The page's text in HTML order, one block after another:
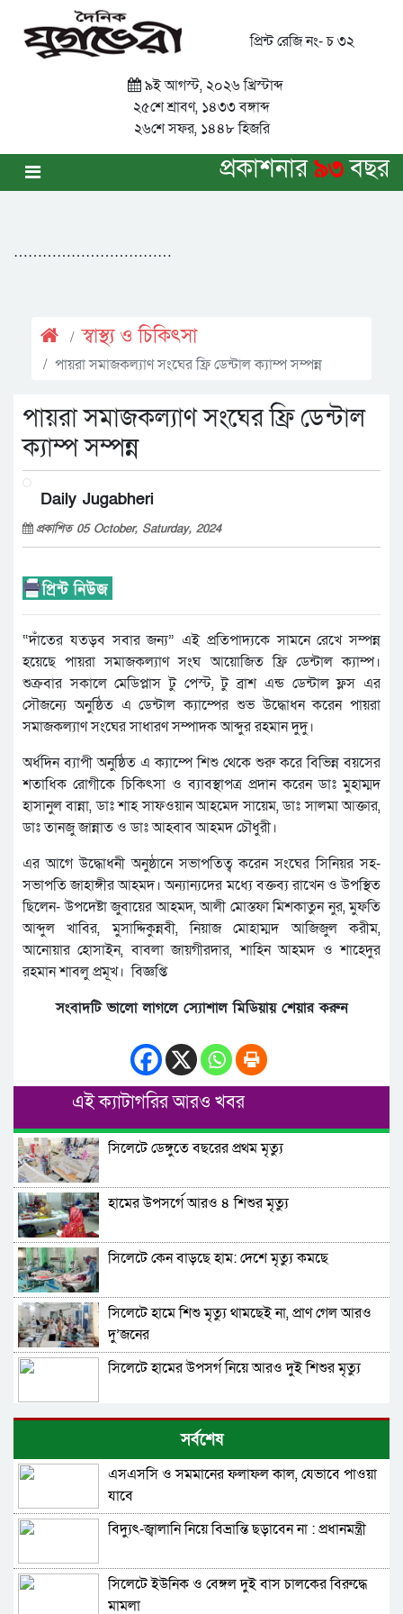
প্রিন্ট রেজি নং- চ ৩২
৯ই আগস্ট, ২০২৬ খ্রিস্টাব্দ
২৫শে শ্রাবণ, ১৪৩৩ বঙ্গাব্দ
২৬শে সফর, ১৪৪৮ হিজরি
প্রকাশনার৯৩বছর
……………………………
স্বাস্থ্য ও চিকিৎসা
পায়রা সমাজকল্যাণ সংঘের ফ্রি ডেন্টাল ক্যাম্প সম্পন্ন
পায়রা সমাজকল্যাণ সংঘের ফ্রি ডেন্টাল
ক্যাম্প সম্পন্ন
Daily Jugabheri
প্রকাশিত 05 October, Saturday, 2024
“দাঁতের যতড়ব সবার জন্য” এই প্রতিপাদ্যকে সামনে রেখে সম্পন্ন
হয়েছে পায়রা সমাজকল্যাণ সংঘ আয়োজিত ফ্রি ডেন্টাল ক্যাম্প।
শুক্রবার সকালে মেডিপ্লাস টু পেস্ট, টু ব্রাশ এন্ড ডেন্টাল ফ্লস এর
সৌজন্যে অনুষ্ঠিত এ ডেন্টাল ক্যাম্পের শুভ উদ্ধোধন করেন পায়রা
সমাজকল্যাণ সংঘের সাধারণ সম্পাদক আব্দুর রহমান দুদু।
অর্ধদিন ব্যাপী অনুষ্ঠিত এ ক্যাম্পে শিশু থেকে শুরু করে বিভিন্ন বয়সের
শতাধিক রোগীকে চিকিৎসা ও ব্যাবস্থাপত্র প্রদান করেন ডাঃ মুহাম্মদ
হাসানুল বান্না, ডাঃ শাহ সাফওয়ান আহমেদ সায়েম, ডাঃ সালমা আক্তার,
ডাঃ তানজু জান্নাত ও ডাঃ আহবাব আহমদ চৌধুরী।
এর আগে উদ্ধোধনী অনুষ্ঠানে সভাপতিত্ব করেন সংঘের সিনিয়র সহ-
সভাপতি জাহাঙ্গীর আহমদ। অন্যান্যদের মধ্যে বক্তব্য রাখেন ও উপস্থিত
ছিলেন- উপদেষ্টা জুবায়ের আহমদ, আলী মোস্তফা মিশকাতুন নুর, মুফতি
আব্দুল খাবির, মুসাদ্দিকুন্নবী, নিয়াজ মোহাম্মদ আজিজুল করীম,
আনোয়ার হোসাইন, বাবলা জায়গীরদার, শাহিন আহমদ ও শাহেদুর
রহমান শাবলু প্রমূখ। বিজ্ঞপ্তি
সংবাদটি ভালো লাগলে স্যোশাল মিডিয়ায় শেয়ার করুন
এই ক্যাটাগরির আরও খবর
সিলেটে ডেঙ্গুতে বছরের প্রথম মৃত্যু
হামের উপসর্গে আরও ৪ শিশুর মৃত্যু
সিলেটে কেন বাড়ছে হাম: দেশে মৃত্যু কমছে
সিলেটে হামে শিশু মৃত্যু থামছেই না, প্রাণ গেল আরও
দু’জনের
সিলেটে হামের উপসর্গ নিয়ে আরও দুই শিশুর মৃত্যু
সিলেটে হামের উপসর্গে আরও তিন শিশুর মৃত্যু
হাম উপসর্গে পাঁচ ও ডেঙ্গুতে দুই জনের মৃত্যু
সিলেটে হামের উপসর্গ নিয়ে আরও এক শিশুর মৃত্যু
সিলেটে হামের উপসর্গে ৪ মাস বয়সী শিশুর মৃত্যু
সর্বশেষ
এসএসসি ও সমমানের ফলাফল কাল, যেভাবে পাওয়া
যাবে
বিদ্যুৎ-জ্বালানি নিয়ে বিভ্রান্তি ছড়াবেন না : প্রধানমন্ত্রী
সিলেটে ইউনিক ও বেঙ্গল দুই বাস চালকের বিরুদ্ধে
মামলা